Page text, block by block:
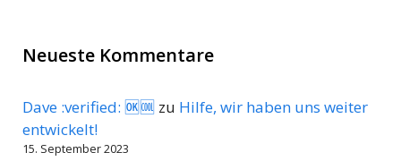
Neueste Kommentare
Dave :verified: 🆗🆒 zu Hilfe, wir haben uns weiter
entwickelt!
15. September 2023